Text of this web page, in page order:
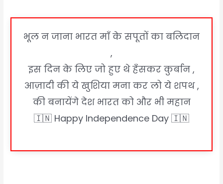
भूल न जाना भारत माँ के सपूतों का बलिदान
,
इस दिन के लिए जो हुए थे हँसकर कुर्बान ,
आज़ादी की ये खुशिया मना कर लो ये शपथ ,
की बनायेंगे देश भारत को और भी महान
🇮🇳 Happy Independence Day 🇮🇳